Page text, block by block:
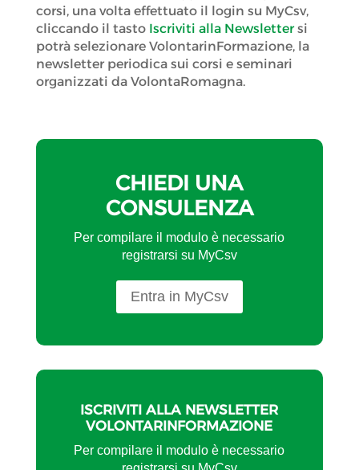
corsi, una volta effettuato il login su MyCsv,
cliccando il tasto Iscriviti alla Newslettersi
potrà selezionare VolontarinFormazione, la
newsletter periodica sui corsi e seminari
organizzati da VolontaRomagna.
CHIEDI UNA
CONSULENZA
Per compilare il modulo è necessario
registrarsi su MyCsv
Entra in MyCsv
ISCRIVITI ALLA NEWSLETTER
VOLONTARINFORMAZIONE
Per compilare il modulo è necessario